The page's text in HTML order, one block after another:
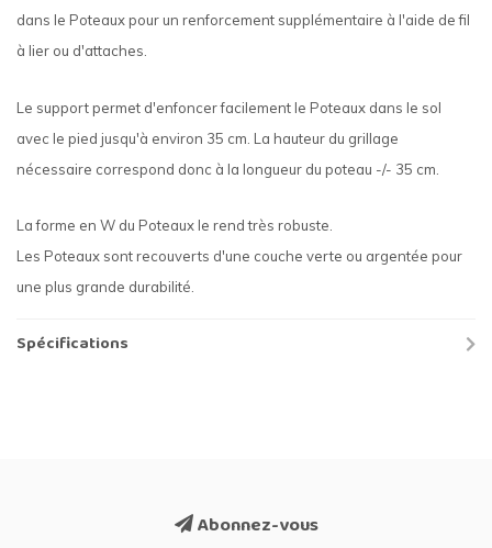
dans le Poteaux pour un renforcement supplémentaire à l'aide de fil
à lier ou d'attaches.
Le support permet d'enfoncer facilement le Poteaux dans le sol
avec le pied jusqu'à environ 35 cm. La hauteur du grillage
nécessaire correspond donc à la longueur du poteau -/- 35 cm.
La forme en W du Poteaux le rend très robuste.
Les Poteaux sont recouverts d'une couche verte ou argentée pour
une plus grande durabilité.
Spécifications
Abonnez-vous